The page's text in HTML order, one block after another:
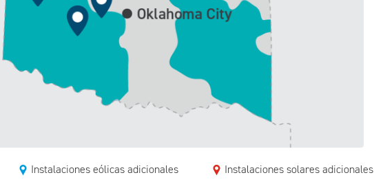
Instalaciones eólicas adicionales
Instalaciones solares adicionales